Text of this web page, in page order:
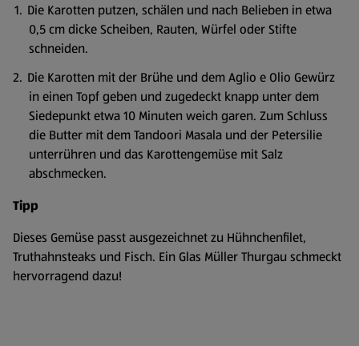
Die Karotten putzen, schälen und nach Belieben in etwa
0,5 cm dicke Scheiben, Rauten, Würfel oder Stifte
schneiden.
Die Karotten mit der Brühe und dem Aglio e Olio Gewürz
in einen Topf geben und zugedeckt knapp unter dem
Siedepunkt etwa 10 Minuten weich garen. Zum Schluss
die Butter mit dem Tandoori Masala und der Petersilie
unterrühren und das Karottengemüse mit Salz
abschmecken.
Tipp
Dieses Gemüse passt ausgezeichnet zu Hühnchenfilet,
Truthahnsteaks und Fisch. Ein Glas Müller Thurgau schmeckt
hervorragend dazu!